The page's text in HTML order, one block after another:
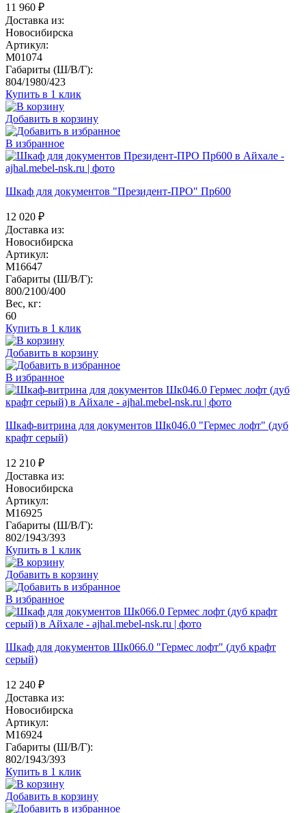
11 960 ₽
Доставка из:
Новосибирска
Артикул:
M01074
Габариты (Ш/В/Г):
804/1980/423
Купить в 1 клик
Добавить в корзину
В избранное
Шкаф для документов "Президент-ПРО" Пр600
12 020 ₽
Доставка из:
Новосибирска
Артикул:
M16647
Габариты (Ш/В/Г):
800/2100/400
Вес, кг:
60
Купить в 1 клик
Добавить в корзину
В избранное
Шкаф-витрина для документов Шк046.0 "Гермес лофт" (дуб
крафт серый)
12 210 ₽
Доставка из:
Новосибирска
Артикул:
M16925
Габариты (Ш/В/Г):
802/1943/393
Купить в 1 клик
Добавить в корзину
В избранное
Шкаф для документов Шк066.0 "Гермес лофт" (дуб крафт
серый)
12 240 ₽
Доставка из:
Новосибирска
Артикул:
M16924
Габариты (Ш/В/Г):
802/1943/393
Купить в 1 клик
Добавить в корзину